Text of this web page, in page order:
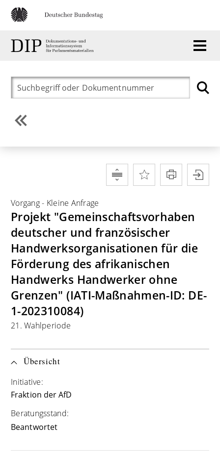
Vorgang- Kleine Anfrage
Projekt "Gemeinschaftsvorhaben
deutscher und französischer
Handwerksorganisationen für die
Förderung des afrikanischen
Handwerks Handwerker ohne
Grenzen" (IATI-Maßnahmen-ID: DE-
1-202310084)
21. Wahlperiode
Übersicht
Initiative:
Fraktion der AfD
Beratungsstand:
Beantwortet